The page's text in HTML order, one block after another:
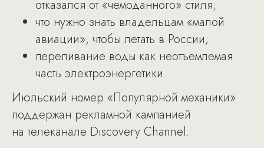
отказался от «чемоданного» стиля;
что нужно знать владельцам «малой
авиации», чтобы летать в России;
переливание воды как неотъемлемая
часть электроэнергетики.
Июльский номер «Популярной механики»
поддержан рекламной кампанией
на телеканале Discovery Сhannel.